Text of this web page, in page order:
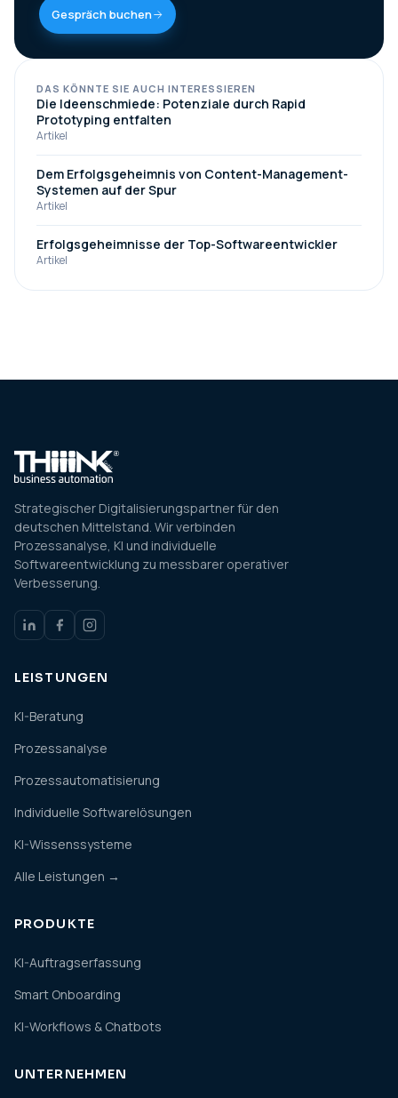
Gespräch buchen
DAS KÖNNTE SIE AUCH INTERESSIEREN
Die Ideenschmiede: Potenziale durch Rapid
Prototyping entfalten
Artikel
Dem Erfolgsgeheimnis von Content-Management-
Systemen auf der Spur
Artikel
Erfolgsgeheimnisse der Top-Softwareentwickler
Artikel
Strategischer Digitalisierungspartner für den
deutschen Mittelstand. Wir verbinden
Prozessanalyse, KI und individuelle
Softwareentwicklung zu messbarer operativer
Verbesserung.
LEISTUNGEN
KI-Beratung
Prozessanalyse
Prozessautomatisierung
Individuelle Softwarelösungen
KI-Wissenssysteme
Alle Leistungen →
PRODUKTE
KI-Auftragserfassung
Smart Onboarding
KI-Workflows & Chatbots
UNTERNEHMEN